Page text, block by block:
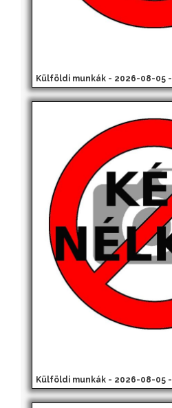
Külföldi munkák - 2026-08-05 -
Külföldi munkák - 2026-08-05 -